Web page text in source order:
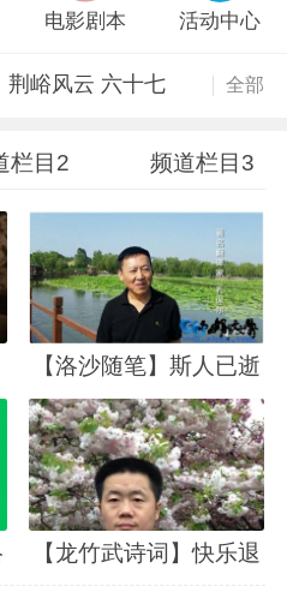
电影剧本 活动中心
荆峪风云 六十七
楼外梦 40
华·浅秋吟
世仁心
中，初秋
鱼城怀古
全部
栏目2 频道栏目3
【洛沙随笔】斯人已逝
【龙竹武诗词】快乐退